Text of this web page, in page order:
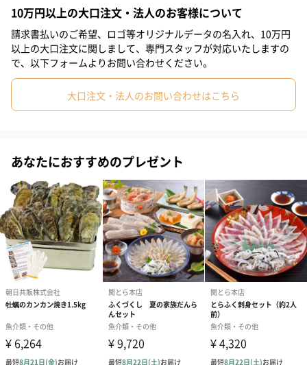
北海道産 昆布だし秋鮭ほぐし 70ｇ
職人のひと手間が味の決め手。
国産 木樽熟成 いか塩辛 50ｇ
国産の真イカを使用。
伝統の木樽熟成製法によりイカ本来の甘みが増し、まろやかで深
みのある味わいに仕上がりました。
北海道産 秋鮭イクラ醬油漬け 50ｇ
利尻昆布のだしを使用。獲れたて成熟卵の弾けるような食感が癖
#夫 #父親 #母親 #彼女 #祖父 #上司女性
#上司男性 #同僚女性 #同僚男性 #男子大学生
#40代 #50代 #60代 #70代 #80代 #90代
10万円以上の大口注文・法人のお客様について
請求書払いのご希望、ロゴ等オリジナルデータの名入れ、10万円
以上の大口注文に関しまして、専門スタッフが対応いたしますの
で、以下フォームよりお問い合わせください。
大口注文・法人のお問い合わせはこちら
あなたにおすすめのプレゼント